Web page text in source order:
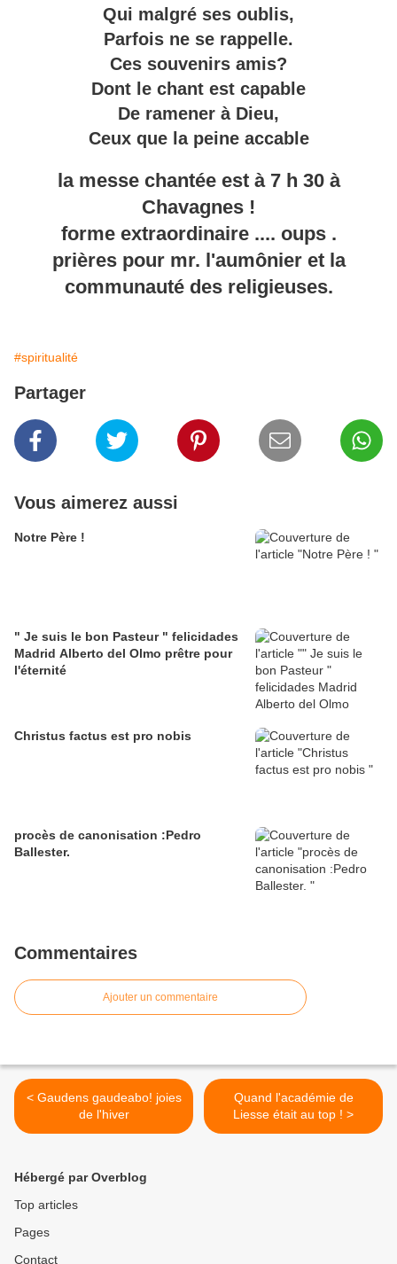
Qui malgré ses oublis,
Parfois ne se rappelle.
Ces souvenirs amis?
Dont le chant est capable
De ramener à Dieu,
Ceux que la peine accable
la messe chantée est à 7 h 30 à
Chavagnes !
forme extraordinaire .... oups .
prières pour mr. l'aumônier et la
communauté des religieuses.
#spiritualité
Partager
Vous aimerez aussi
Notre Père !
" Je suis le bon Pasteur " felicidades
Madrid Alberto del Olmo prêtre pour
l'éternité
Christus factus est pro nobis
procès de canonisation :Pedro
Ballester.
Commentaires
Ajouter un commentaire
< Gaudens gaudeabo! joies
de l'hiver
Quand l'académie de
Liesse était au top ! >
Hébergé par Overblog
Top articles
Pages
Contact